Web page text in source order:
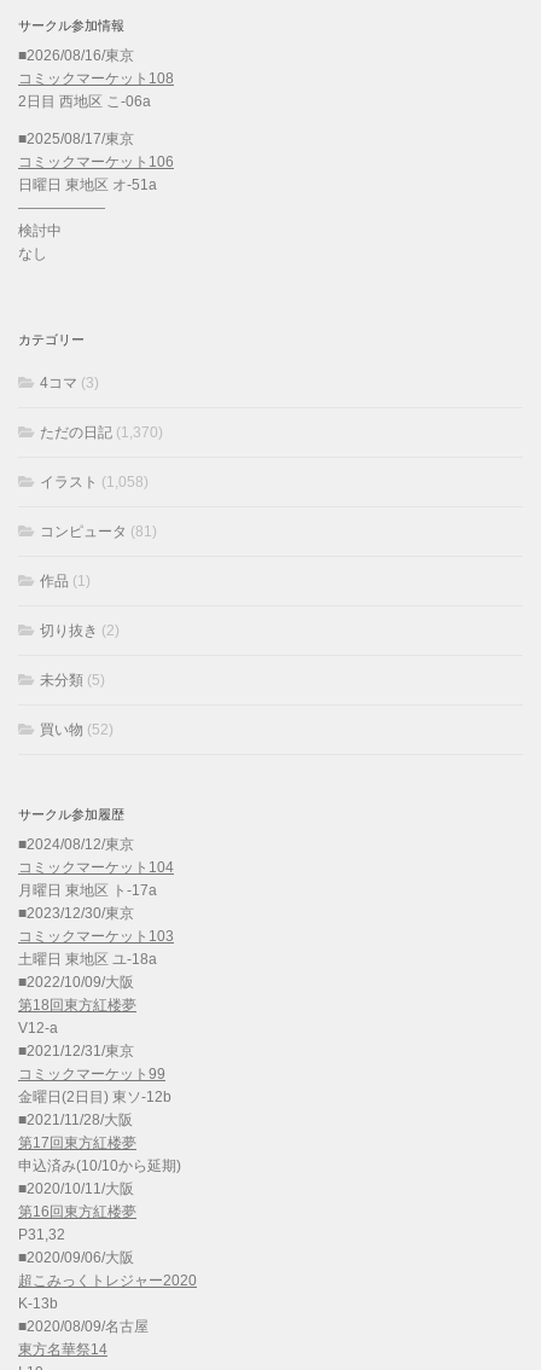
サークル参加情報
■2026/08/16/東京
コミックマーケット108
2日目 西地区 こ-06a
■2025/08/17/東京
コミックマーケット106
日曜日 東地区 オ-51a
——————
検討中
なし
カテゴリー
4コマ (3)
ただの日記 (1,370)
イラスト (1,058)
コンピュータ (81)
作品 (1)
切り抜き (2)
未分類 (5)
買い物 (52)
サークル参加履歴
■2024/08/12/東京
コミックマーケット104
月曜日 東地区 ト-17a
■2023/12/30/東京
コミックマーケット103
土曜日 東地区 ユ-18a
■2022/10/09/大阪
第18回東方紅楼夢
V12-a
■2021/12/31/東京
コミックマーケット99
金曜日(2日目) 東ソ-12b
■2021/11/28/大阪
第17回東方紅楼夢
申込済み(10/10から延期)
■2020/10/11/大阪
第16回東方紅楼夢
P31,32
■2020/09/06/大阪
超こみっくトレジャー2020
K-13b
■2020/08/09/名古屋
東方名華祭14